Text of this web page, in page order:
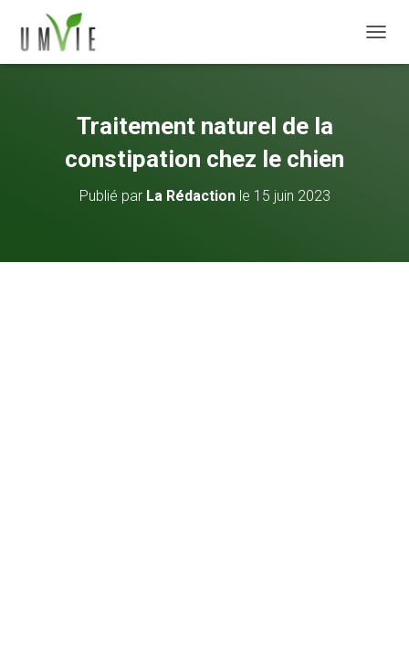
Traitement naturel de la
constipation chez le chien
Publié par La Rédactionle 15 juin 2023